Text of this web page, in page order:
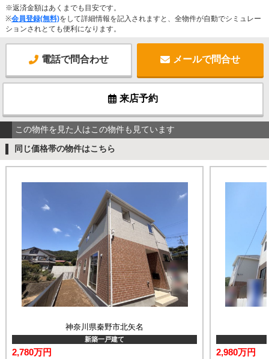
※返済金額はあくまでも目安です。
※会員登録(無料)をして詳細情報を記入されますと、全物件が自動でシミュレー
ションされとても便利になります。
電話で問合わせ メールで問合せ
来店予約
この物件を見た人はこの物件も見ています
同じ価格帯の物件はこちら
神奈川県秦野市北矢名
新築一戸建て
2,780万円 2,980万円